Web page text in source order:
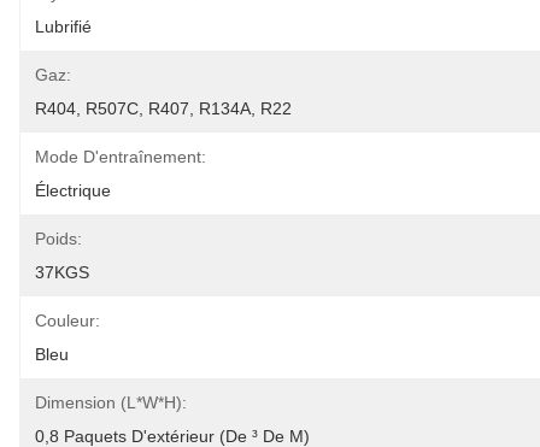
Lubrifié
Gaz:
R404, R507C, R407, R134A, R22
Mode D'entraînement:
Électrique
Poids:
37KGS
Couleur:
Bleu
Dimension (L*W*H):
0,8 Paquets D'extérieur (de ³ De M)